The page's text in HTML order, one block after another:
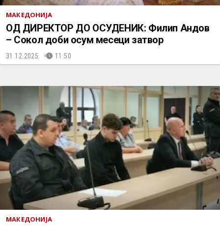
МАКЕДОНИЈА
ОД ДИРЕКТОР ДО ОСУДЕНИК: Филип Андов
– Сокол доби осум месеци затвор
31.12.2025. 11:50
МАКЕДОНИЈА